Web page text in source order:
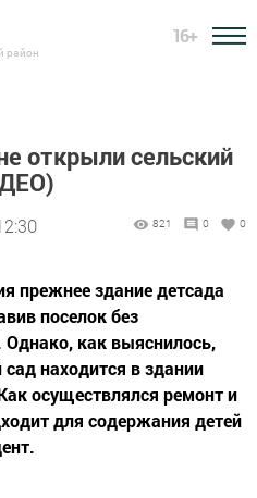
район
16+
открыли сельский
821 0 0
прежнее здание детсада
поселок без
как выяснилось,
сад находится в здании
осуществлялся ремонт и
для содержания детей